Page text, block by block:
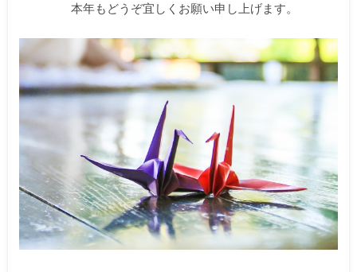
本年もどうぞ宜しくお願い申し上げます。